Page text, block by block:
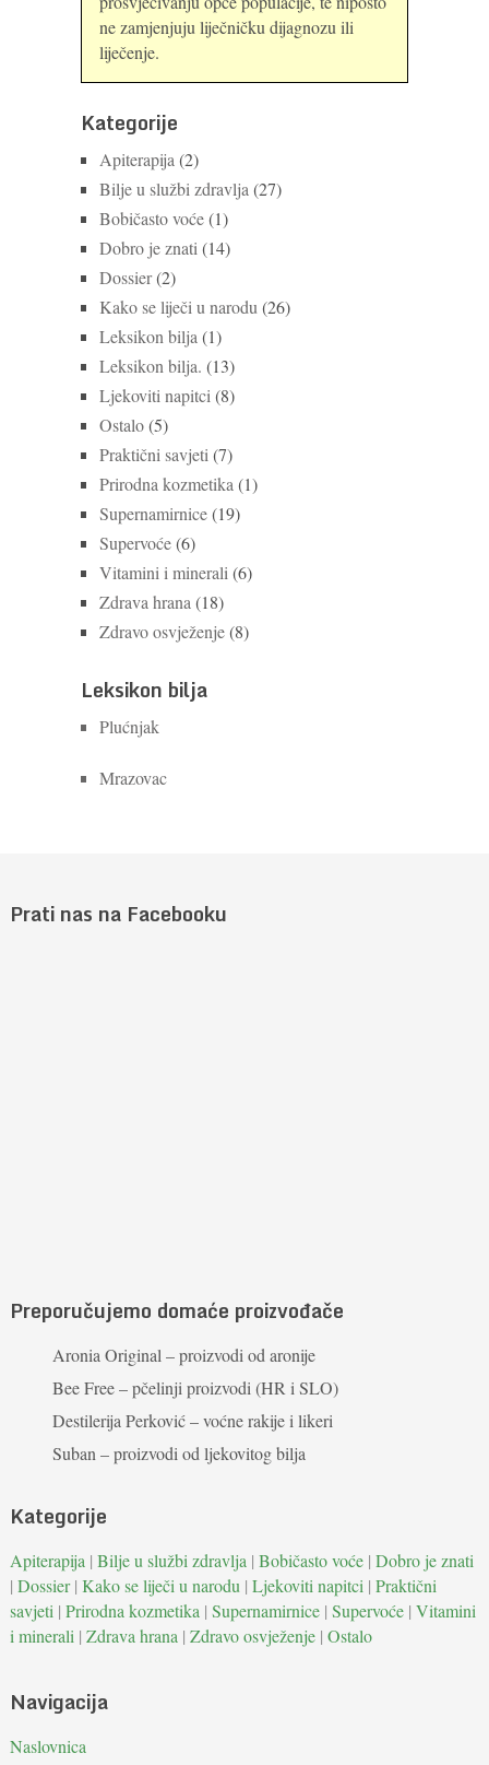
ne zamjenjuju liječničku dijagnozu ili
liječenje.
Kategorije
Apiterapija(2)
Bilje u službi zdravlja(27)
Bobičasto voće(1)
Dobro je znati(14)
Dossier(2)
Kako se liječi u narodu(26)
Leksikon bilja(1)
Leksikon bilja. (13)
Ljekoviti napitci(8)
Ostalo(5)
Praktični savjeti(7)
Prirodna kozmetika(1)
Supernamirnice(19)
Supervoće(6)
Vitamini i minerali(6)
Zdrava hrana(18)
Zdravo osvježenje(8)
Leksikon bilja
Plućnjak
Mrazovac
Prati nas na Facebooku
Preporučujemo domaće proizvođače
Aronia Original – proizvodi od aronije
Bee Free – pčelinji proizvodi (HR i SLO)
Destilerija Perković – voćne rakije i likeri
Suban – proizvodi od ljekovitog bilja
Kategorije
Apiterapija| Bilje u službi zdravlja| Bobičasto voće| Dobro je znati
| Dossier| Kako se liječi u narodu| Ljekoviti napitci| Praktični
savjeti| Prirodna kozmetika| Supernamirnice| Supervoće| Vitamini
i minerali| Zdrava hrana| Zdravo osvježenje| Ostalo
Navigacija
Naslovnica